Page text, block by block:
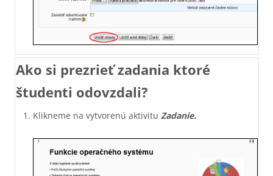
Ako si prezrieť zadania ktoré
študenti odovzdali?
Klikneme na vytvorenú aktivitu Zadanie.